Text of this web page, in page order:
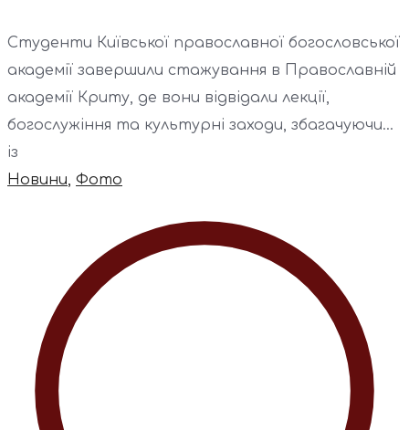
Студенти Київської православної богословської
академії завершили стажування в Православній
академії Криту, де вони відвідали лекції,
богослужіння та культурні заходи, збагачуючи...
із
Новини, Фото